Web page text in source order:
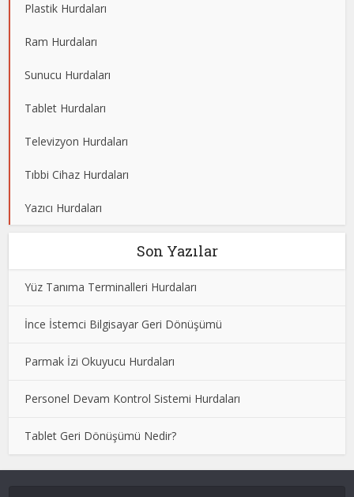
Plastik Hurdaları
Ram Hurdaları
Sunucu Hurdaları
Tablet Hurdaları
Televizyon Hurdaları
Tıbbi Cihaz Hurdaları
Yazıcı Hurdaları
Son Yazılar
Yüz Tanıma Terminalleri Hurdaları
İnce İstemci Bilgisayar Geri Dönüşümü
Parmak İzi Okuyucu Hurdaları
Personel Devam Kontrol Sistemi Hurdaları
Tablet Geri Dönüşümü Nedir?